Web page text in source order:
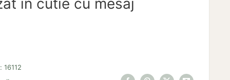
in cutie cu mesaj
16112